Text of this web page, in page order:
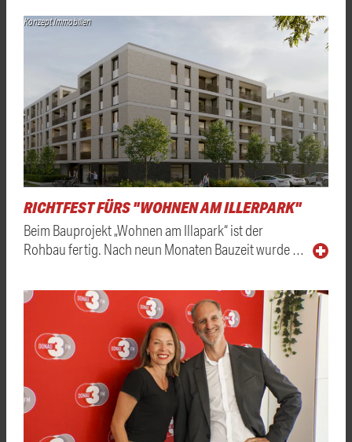
Konzept Immobilien
RICHTFEST FÜRS "WOHNEN AM ILLERPARK"
Beim Bauprojekt „Wohnen am Illapark“ ist der
Rohbau fertig. Nach neun Monaten Bauzeit wurde …